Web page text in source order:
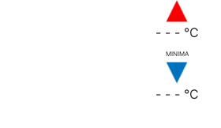
- - - °C
MINIMA
- - - °C